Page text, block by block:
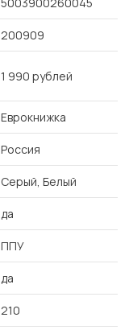
200909
1 990 рублей
Еврокнижка
Россия
Серый, Белый
да
ППУ
да
210